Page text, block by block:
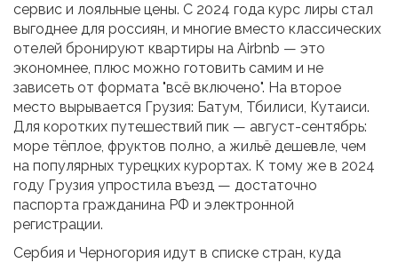
сервис и лояльные цены. С 2024 года курс лиры стал
выгоднее для россиян, и многие вместо классических
отелей бронируют квартиры на Airbnb — это
экономнее, плюс можно готовить самим и не
зависеть от формата "всё включено". На второе
место вырывается Грузия: Батум, Тбилиси, Кутаиси.
Для коротких путешествий пик — август-сентябрь:
море тёплое, фруктов полно, а жильё дешевле, чем
на популярных турецких курортах. К тому же в 2024
году Грузия упростила въезд — достаточно
паспорта гражданина РФ и электронной
регистрации.
Сербия и Черногория идут в списке стран, куда